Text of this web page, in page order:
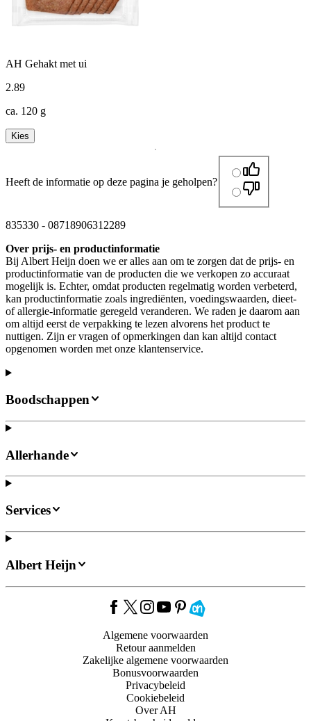
AH Gehakt met ui
2.89
ca. 120 g
Kies
Heeft de informatie op deze pagina je geholpen?
835330 - 08718906312289
Over prijs- en productinformatie
Bij Albert Heijn doen we er alles aan om te zorgen dat de prijs- en
productinformatie van de producten die we verkopen zo accuraat
mogelijk is. Echter, omdat producten regelmatig worden verbeterd,
kan productinformatie zoals ingrediënten, voedingswaarden, dieet-
of allergie-informatie geregeld veranderen. We raden je daarom aan
om altijd eerst de verpakking te lezen alvorens het product te
nuttigen. Zijn er vragen of opmerkingen dan kan altijd contact
opgenomen worden met onze klantenservice.
Boodschappen
Allerhande
Services
Albert Heijn
Algemene voorwaarden
Retour aanmelden
Zakelijke algemene voorwaarden
Bonusvoorwaarden
Privacybeleid
Cookiebeleid
Over AH